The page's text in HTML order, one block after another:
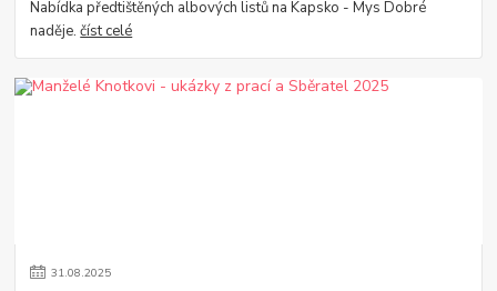
Nabídka předtištěných albových listů na Kapsko - Mys Dobré
naděje.číst celé
31.08.2025